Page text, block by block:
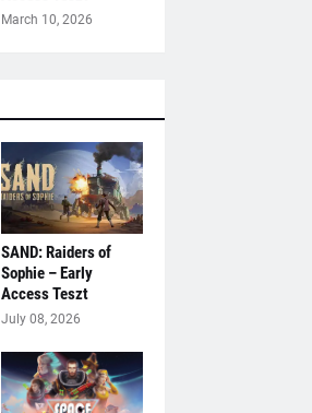
March 10, 2026
SAND: Raiders of
Sophie – Early
Access Teszt
July 08, 2026